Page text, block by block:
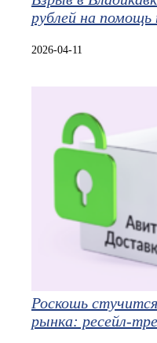
рублей на
2026-04-11
Роскошь
рынка: ресейл-